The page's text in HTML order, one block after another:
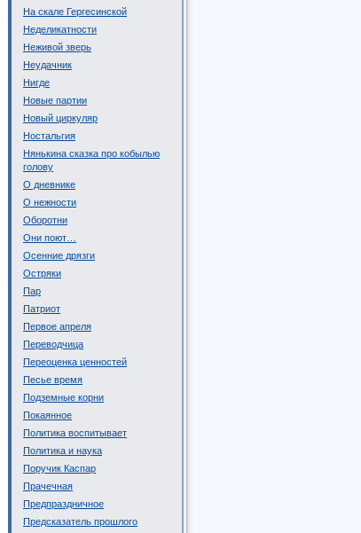
На скале Гергесинской
Неделикатности
Неживой зверь
Неудачник
Нигде
Новые партии
Новый циркуляр
Ностальгия
Нянькина сказка про кобылью
голову
О дневнике
О нежности
Оборотни
Они поют…
Осенние дрязги
Остряки
Пар
Патриот
Первое апреля
Переводчица
Переоценка ценностей
Песье время
Подземные корни
Покаянное
Политика воспитывает
Политика и наука
Поручик Каспар
Прачечная
Предпраздничное
Предсказатель прошлого